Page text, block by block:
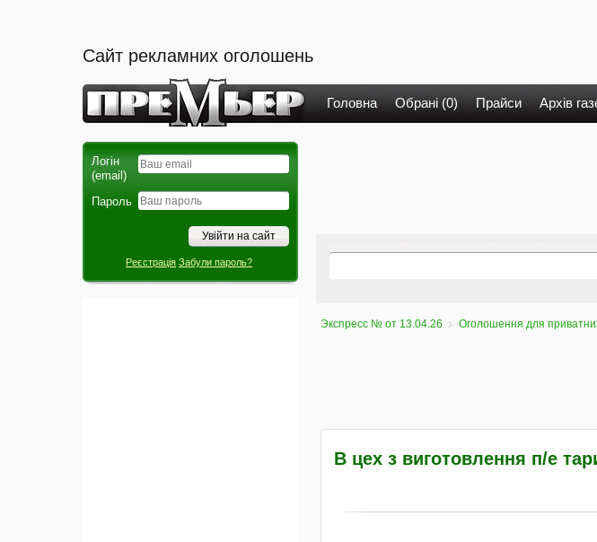
Сайт рекламних оголошень
Головна Обрані (0) Прайси Архів
Логін
(email)
Пароль
Реєстрація Забули пароль?
Экспресс № от 13.04.26 Оголошення для
В цех з виготовлення п/е